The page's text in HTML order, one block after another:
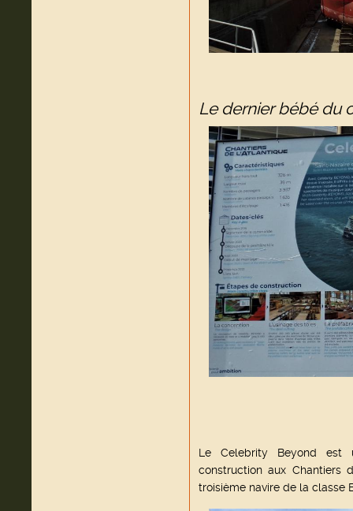
Le dernier bébé du
Le Celebrity Beyond est
construction aux Chantiers
troisième navire de la classe